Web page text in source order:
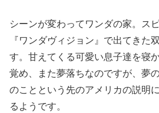
シーンが変わってワンダの家。ス
『ワンダヴィジョン』で出てきた
す。甘えてくる可愛い息子達を寝
覚め、また夢落ちなのですが、夢
のことという先のアメリカの説明
るようです。